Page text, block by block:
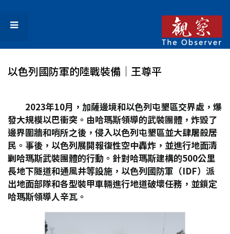
以色列國防軍的陸戰裝備│王尊平
2023年10月，加薩邊境和以色列屯墾區交界處，爆
發大規模以巴衝突。由哈瑪斯領導的武裝團體，炸毀了
邊界圍牆和哨所之後，侵入以色列屯墾區並大肆屠殺居
民。事後，以色列展開報復性空中轟炸，並進行地面清
剿哈瑪斯武裝團體的行動。針對哈瑪斯建構的500公里
長地下隧道和通風井等設施，以色列國防軍（IDF）派
出地面部隊和各型裝甲車輛進行地道破壞任務，並鎖定
哈瑪斯領導人辛瓦。